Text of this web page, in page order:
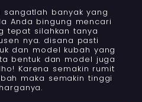
banyak yang
Anda bingung mencari
tepat silahkan tanya
nya. disana pasti
dan model kubah yang
bentuk dan model juga
Karena semakin rumit
maka semakin tinggi